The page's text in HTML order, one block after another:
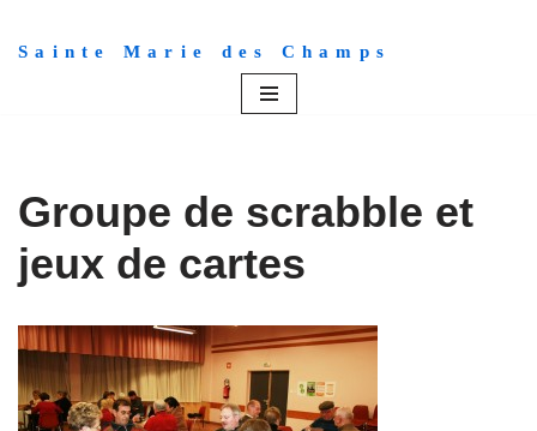
Aller
Sainte Marie des Champs
Groupe de scrabble et
jeux de cartes